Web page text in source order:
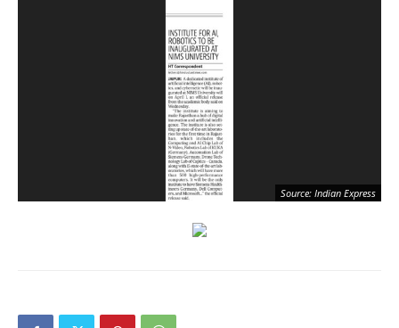
Source: Indian Express